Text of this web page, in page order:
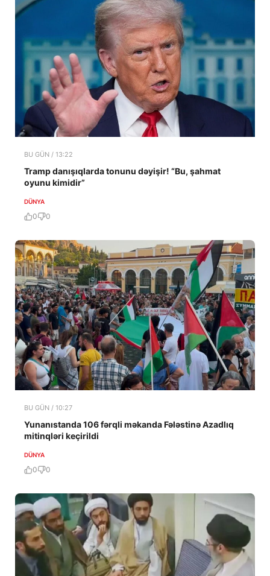
BU GÜN / 13:22
Tramp danışıqlarda tonunu dəyişir! “Bu, şahmat
oyunu kimidir”
DÜNYA
0 0
BU GÜN / 10:27
Yunanıstanda 106 fərqli məkanda Fələstinə Azadlıq
mitinqləri keçirildi
DÜNYA
0 0